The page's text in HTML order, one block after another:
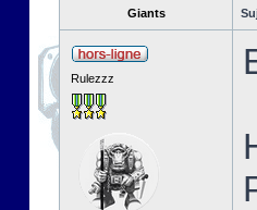
Giants
Rulezzz